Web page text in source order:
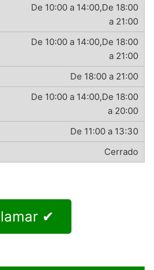
De 10:00 a 14:00,De 18:00
a 21:00
De 10:00 a 14:00,De 18:00
a 21:00
De 18:00 a 21:00
De 10:00 a 14:00,De 18:00
a 20:00
De 11:00 a 13:30
Cerrado
✔